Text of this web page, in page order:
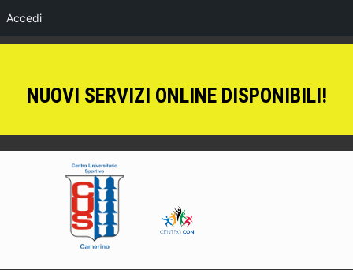
Accedi
NUOVI SERVIZI ONLINE DISPONIBILI!